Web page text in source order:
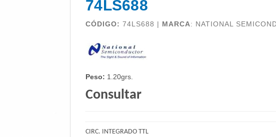
74LS688
CÓDIGO: 74LS688 | MARCA: NATIONAL
Peso: 1.20grs.
Consultar
CIRC. INTEGRADO TTL